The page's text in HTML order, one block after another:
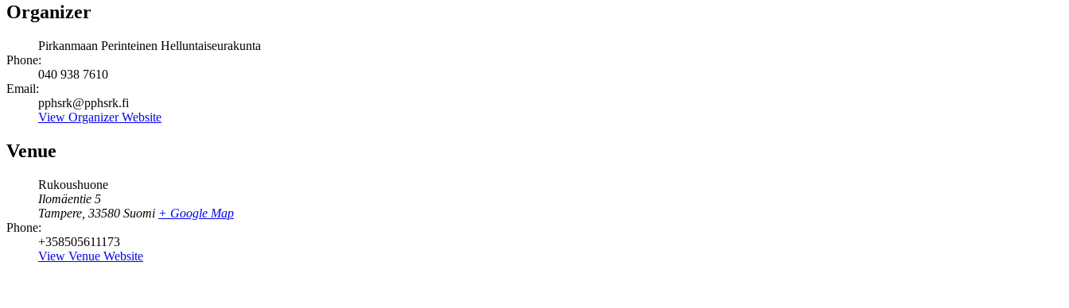
Organizer
Pirkanmaan Perinteinen Helluntaiseurakunta
Phone:
040 938 7610
Email:
pphsrk@pphsrk.fi
View Organizer Website
Venue
Rukoushuone
Ilomäentie 5
Tampere 33580 Suomi + Google Map
Phone:
+358505611173
View Venue Website